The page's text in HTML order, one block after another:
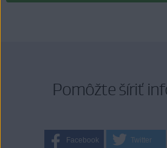
Pomôžte šíriť
Facebook Twitter